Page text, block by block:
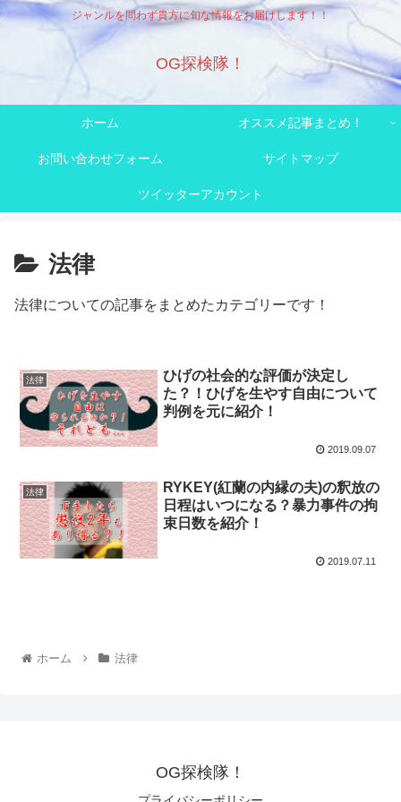
ジャンルを問わず貴方に旬な情報をお届けします！！
OG探検隊！
ホーム オススメ記事まとめ！
お問い合わせフォーム サイトマップ
ツイッターアカウント
法律
法律についての記事をまとめたカテゴリーです！
法律
ひげの社会的な評価が決定し
た？！ひげを生やす自由について
判例を元に紹介！
2019.09.07
法律
RYKEY(紅蘭の内縁の夫)の釈放の
日程はいつになる？暴力事件の拘
束日数を紹介！
2019.07.11
ホーム 法律
OG探検隊！